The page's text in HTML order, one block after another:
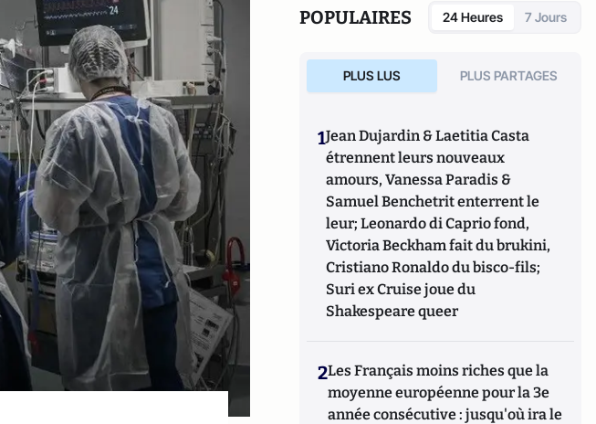
POPULAIRES 24 Heures 7 Jours
PLUS LUS PLUS PARTAGES
1Jean Dujardin & Laetitia Casta
étrennent leurs nouveaux
amours, Vanessa Paradis &
Samuel Benchetrit enterrent le
leur; Leonardo di Caprio fond,
Victoria Beckham fait du brukini,
Cristiano Ronaldo du bisco-fils;
Suri ex Cruise joue du
Shakespeare queer
2Les Français moins riches que la
moyenne européenne pour la 3e
année consécutive : jusqu'où ira le